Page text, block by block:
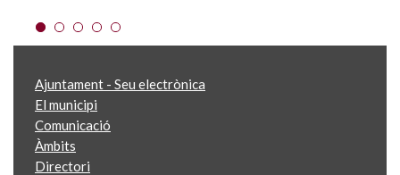
Ajuntament - Seu electrònica
El municipi
Comunicació
Àmbits
Directori